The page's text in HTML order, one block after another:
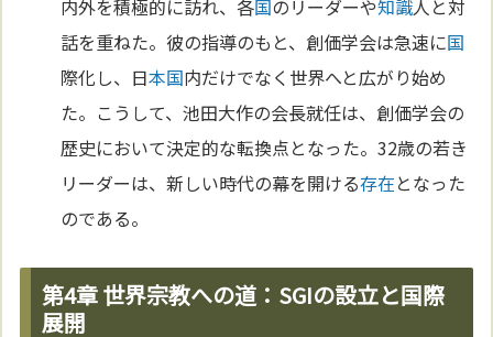
内外を積極的に訪れ、各国のリーダーや知識人と対
話を重ねた。彼の指導のもと、創価学会は急速に国
際化し、日本国内だけでなく世界へと広がり始め
た。こうして、池田大作の会長就任は、創価学会の
歴史において決定的な転換点となった。32歳の若き
リーダーは、新しい時代の幕を開ける存在となった
のである。
第4章 世界宗教への道：SGIの設立と国際
展開